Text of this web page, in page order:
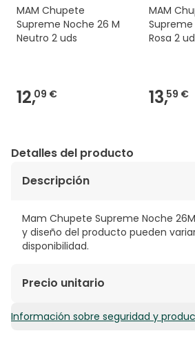
MAM Chupete
Supreme Noche 26 M
Neutro 2 uds
12,09 €
MAM
Supreme
Rosa 2
13,59 €
Detalles del producto
Descripción
Mam Chupete Supreme Noche
y diseño del producto pueden
disponibilidad.
Precio unitario
6,04€ / Unidades
Información sobre seguridad y